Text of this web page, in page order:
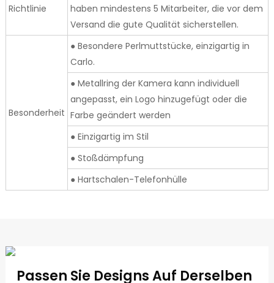
Richtlinie
haben mindestens 5 Mitarbeiter, die vor dem
Versand die gute Qualität sicherstellen.
Besonderheit
● Besondere Perlmuttstücke, einzigartig in
Carlo.
● Metallring der Kamera kann individuell
angepasst, ein Logo hinzugefügt oder die
Farbe geändert werden
● Einzigartig im Stil
● Stoßdämpfung
● Hartschalen-Telefonhülle
Passen Sie Designs Auf Derselben